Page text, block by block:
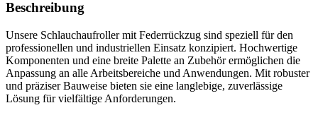
Beschreibung
Unsere Schlauchaufroller mit Federrückzug sind speziell für den
professionellen und industriellen Einsatz konzipiert. Hochwertige
Komponenten und eine breite Palette an Zubehör ermöglichen die
Anpassung an alle Arbeitsbereiche und Anwendungen. Mit robuster
und präziser Bauweise bieten sie eine langlebige, zuverlässige
Lösung für vielfältige Anforderungen.